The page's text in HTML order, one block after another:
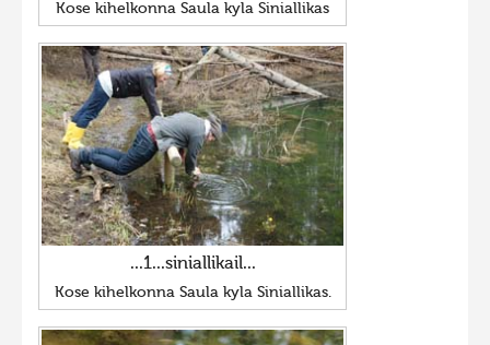
Kose kihelkonna Saula kyla Siniallikas
...1...siniallikail...
Kose kihelkonna Saula kyla Siniallikas.